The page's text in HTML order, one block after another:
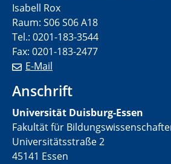
Isabell Rox
Raum: S06 S06 A18
Tel.: 0201-183-3544
Fax: 0201-183-2477
E-Mail
Anschrift
Universität Duisburg-Essen
Fakultät für
Universitätsstraße 2
45141 Essen